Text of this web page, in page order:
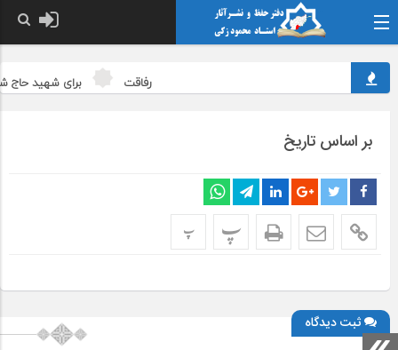
رفاقت برای شهید حاج
بر اساس تاریخ
پ پ
ثبت دیدگاه